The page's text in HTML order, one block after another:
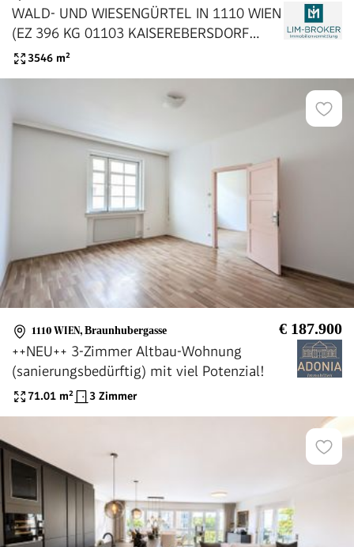
WALD- UND WIESENGÜRTEL IN 1110 WIEN
(EZ 396 KG 01103 KAISEREBERSDORF
GST.-NR. 1196)
3546 m²
1110 WIEN, Braunhubergasse € 187.900
++NEU++ 3-Zimmer Altbau-Wohnung
(sanierungsbedürftig) mit viel Potenzial!
71.01 m² 3 Zimmer